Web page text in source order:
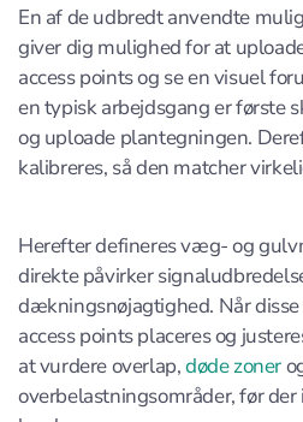
En af de udbredt anvendte
giver dig mulighed for at
access points og se en visuel
en typisk arbejdsgang er første
og uploade plantegningen.
kalibreres, så den matcher
Herefter defineres væg- og
direkte påvirker
dækningsnøjagtighed. Når
access points placeres og
at vurdere overlap,døde zoner
overbelastningsområder, før